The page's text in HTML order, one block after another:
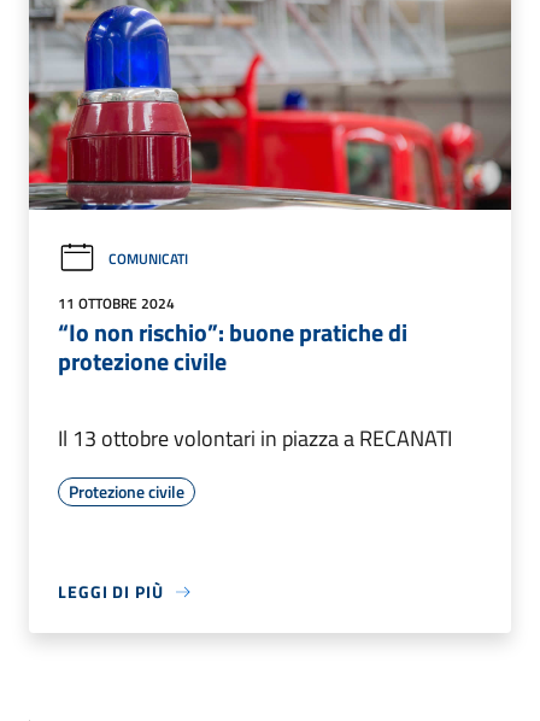
COMUNICATI
11 OTTOBRE 2024
“Io non rischio”: buone pratiche di
protezione civile
Il 13 ottobre volontari in piazza a RECANATI
Protezione civile
LEGGI DI PIÙ